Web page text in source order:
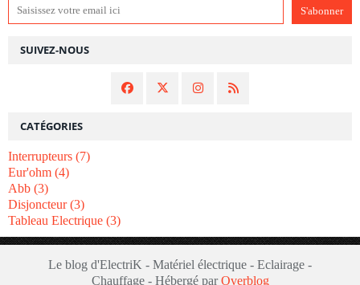
SUIVEZ-NOUS
CATÉGORIES
Interrupteurs (7)
Eur'ohm (4)
Abb (3)
Disjoncteur(3)
Tableau Electrique (3)
Le blog d'ElectriK - Matériel électrique - Eclairage -
Chauffage - Hébergé parOverblog